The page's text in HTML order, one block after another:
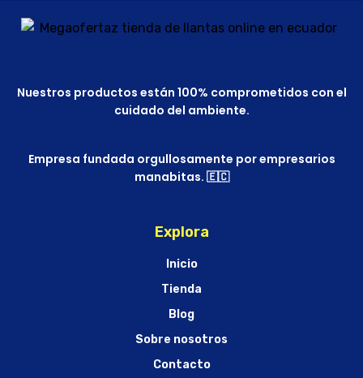
Nuestros productos están 100% comprometidos con el
cuidado del ambiente.
Empresa fundada orgullosamente por empresarios
manabitas. 🇪🇨
Explora
Inicio
Tienda
Blog
Sobre nosotros
Contacto